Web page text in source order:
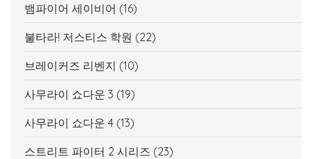
뱀파이어 세이비어 (16)
불타라! 저스티스 학원 (22)
브레이커즈 리벤지 (10)
사무라이 쇼다운 3 (19)
사무라이 쇼다운 4 (13)
스트리트 파이터 2 시리즈 (23)